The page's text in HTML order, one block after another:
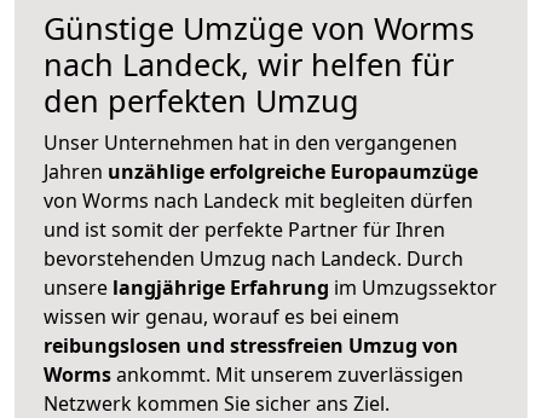
Günstige Umzüge von Worms
nach Landeck, wir helfen für
den perfekten Umzug
Unser Unternehmen hat in den vergangenen
Jahren unzählige erfolgreiche Europaumzüge
von Worms nach Landeck mit begleiten dürfen
und ist somit der perfekte Partner für Ihren
bevorstehenden Umzug nach Landeck. Durch
unsere langjährige Erfahrung im Umzugssektor
wissen wir genau, worauf es bei einem
reibungslosen und stressfreien Umzug von
Wormsankommt. Mit unserem zuverlässigen
Netzwerk kommen Sie sicher ans Ziel.